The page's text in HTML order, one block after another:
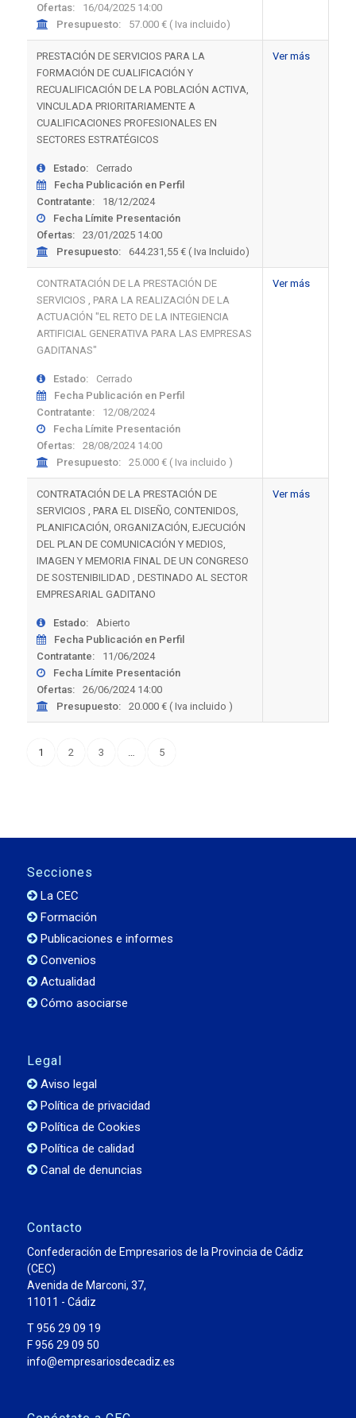
Ofertas:
16/04/2025 14:00
Presupuesto:
57.000 € ( Iva incluido)
PRESTACIÓN DE SERVICIOS PARA LA
FORMACIÓN DE CUALIFICACIÓN Y
RECUALIFICACIÓN DE LA POBLACIÓN ACTIVA,
VINCULADA PRIORITARIAMENTE A
CUALIFICACIONES PROFESIONALES EN
SECTORES ESTRATÉGICOS
Estado:
Cerrado
Fecha Publicación en Perfil
Contratante:
18/12/2024
Fecha Límite Presentación
Ofertas:
23/01/2025 14:00
Presupuesto:
644.231,55 € ( Iva Incluido)
Ver más
CONTRATACIÓN DE LA PRESTACIÓN DE
SERVICIOS , PARA LA REALIZACIÓN DE LA
ACTUACIÓN "EL RETO DE LA INTEGIENCIA
ARTIFICIAL GENERATIVA PARA LAS EMPRESAS
GADITANAS"
Estado:
Cerrado
Fecha Publicación en Perfil
Contratante:
12/08/2024
Fecha Límite Presentación
Ofertas:
28/08/2024 14:00
Presupuesto:
25.000 € ( Iva incluido )
Ver más
CONTRATACIÓN DE LA PRESTACIÓN DE
SERVICIOS , PARA EL DISEÑO, CONTENIDOS,
PLANIFICACIÓN, ORGANIZACIÓN, EJECUCIÓN
DEL PLAN DE COMUNICACIÓN Y MEDIOS,
IMAGEN Y MEMORIA FINAL DE UN CONGRESO
DE SOSTENIBILIDAD , DESTINADO AL SECTOR
EMPRESARIAL GADITANO
Estado:
Abierto
Fecha Publicación en Perfil
Contratante:
11/06/2024
Fecha Límite Presentación
Ofertas:
26/06/2024 14:00
Presupuesto:
20.000 € ( Iva incluido )
Ver más
1 2 3 5
Secciones
La CEC
Formación
Publicaciones e informes
Convenios
Actualidad
Cómo asociarse
Legal
Aviso legal
Política de privacidad
Política de Cookies
Política de calidad
Canal de denuncias
Contacto
Confederación de Empresarios de la Provincia de Cádiz
(CEC)
Avenida de Marconi, 37,
11011 - Cádiz
T 956 29 09 19
F 956 29 09 50
info@empresariosdecadiz.es